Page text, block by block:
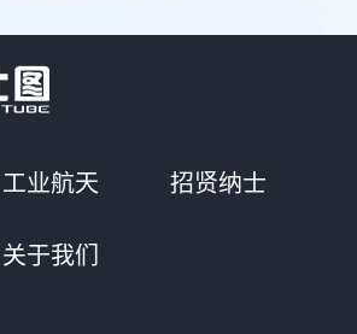
工业航天 招贤纳士
关于我们